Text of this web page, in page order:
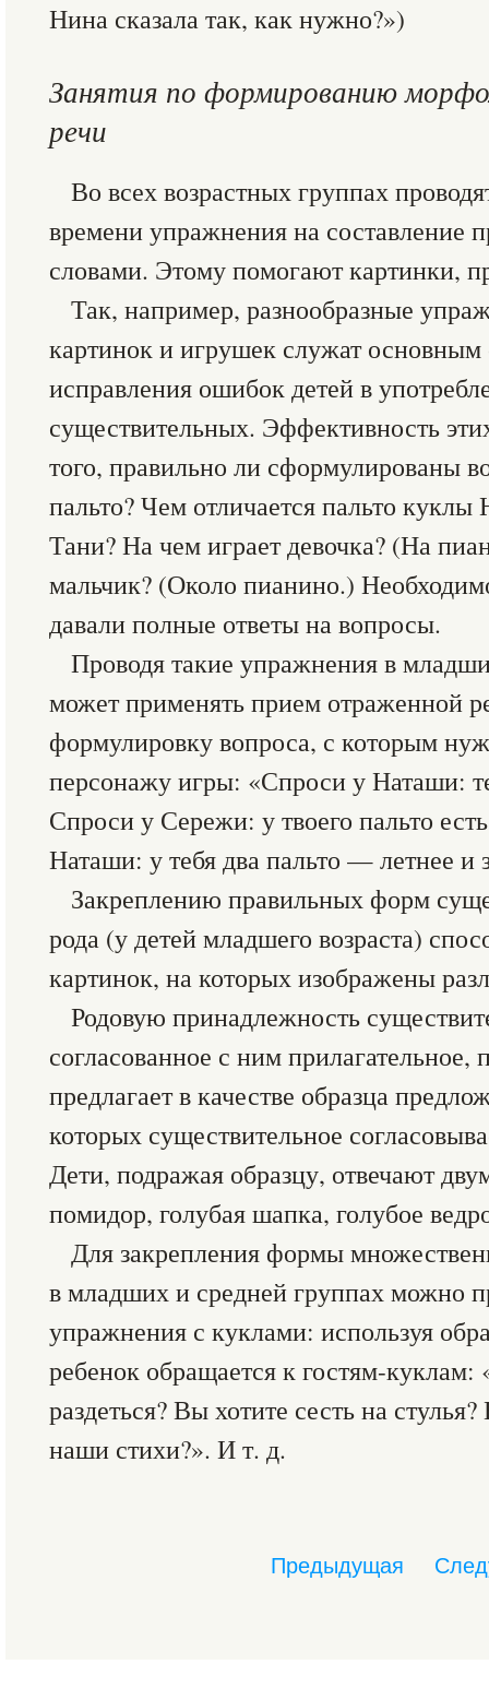
Нина сказала так, как нужно?»)
Занятия по формированию
речи
Во всех возрастных группах
времени упражнения на составление
словами. Этому помогают картинки,
Так, например, разнообразные
картинок и игрушек служат основным
исправления ошибок детей в
существительных. Эффективность
того, правильно ли сформулированы
пальто? Чем отличается пальто
Тани? На чем играет девочка? (На
мальчик? (Около пианино.)
давали полные ответы на вопросы.
Проводя такие упражнения в
может применять прием отраженной
формулировку вопроса, с которым
персонажу игры: «Спроси у Наташи:
Спроси у Сережи: у твоего пальто
Наташи: у тебя два пальто — летнее и
Закреплению правильных форм
рода (у детей младшего возраста)
картинок, на которых изображены
Родовую принадлежность
согласованное с ним прилагательное,
предлагает в качестве образца
которых существительное
Дети, подражая образцу, отвечают
помидор, голубая шапка, голубое
Для закрепления формы
в младших и средней группах можно
упражнения с куклами: используя
ребенок обращается к гостям-
раздеться? Вы хотите сесть на
наши стихи?». И т. д.
Предыдущая